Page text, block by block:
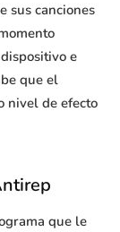
sus canciones
e
que el
nivel de efecto
que le